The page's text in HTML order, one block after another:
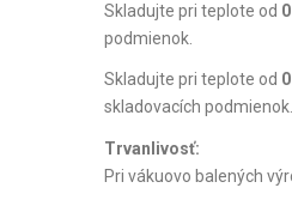
Skladujte pri teplote od
podmienok.
Skladujte pri teplote od
skladovacích podmienok.
Trvanlivosť:
Pri vákuovo balených